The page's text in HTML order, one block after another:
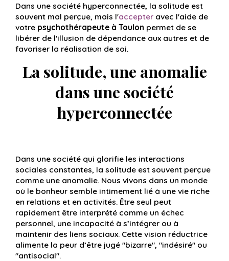
Dans une société hyperconnectée, la solitude est
souvent mal perçue, mais l'accepter avec l'aide de
votre psychothérapeute à Toulon permet de se
libérer de l'illusion de dépendance aux autres et de
favoriser la réalisation de soi.
La solitude, une anomalie
dans une société
hyperconnectée
Dans une société qui glorifie les interactions
sociales constantes, la solitude est souvent perçue
comme une anomalie. Nous vivons dans un monde
où le bonheur semble intimement lié à une vie riche
en relations et en activités. Être seul peut
rapidement être interprété comme un échec
personnel, une incapacité à s’intégrer ou à
maintenir des liens sociaux. Cette vision réductrice
alimente la peur d’être jugé "bizarre", "indésiré" ou
"antisocial".